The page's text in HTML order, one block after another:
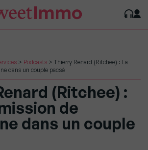
> Podcasts > Thierry Renard (Ritchee) : La
dans un couple pacsé
(Ritchee) :
de
dans un couple